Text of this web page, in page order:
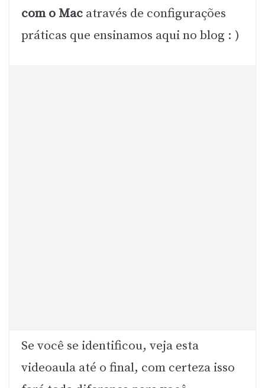
com o Mac através de configurações
práticas que ensinamos aqui no blog : )
Se você se identificou, veja esta
videoaula até o final, com certeza isso